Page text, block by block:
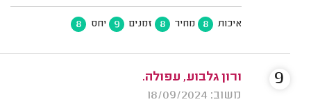
איכות 8 מחיר 8 זמנים 9 יחס 8
ורון גלבוע, עפולה.
משוב: 18/09/2024
9